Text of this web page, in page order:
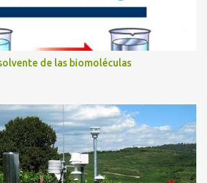
de las biomoléculas